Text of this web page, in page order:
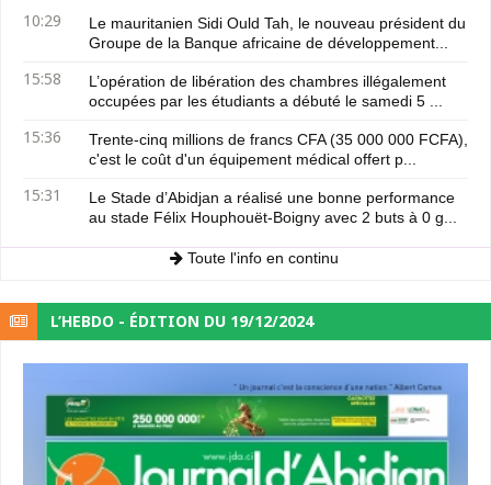
10:29
Le mauritanien Sidi Ould Tah, le nouveau président du
Groupe de la Banque africaine de développement...
15:58
L’opération de libération des chambres illégalement
occupées par les étudiants a débuté le samedi 5 ...
15:36
Trente-cinq millions de francs CFA (35 000 000 FCFA),
c'est le coût d'un équipement médical offert p...
15:31
Le Stade d’Abidjan a réalisé une bonne performance
au stade Félix Houphouët-Boigny avec 2 buts à 0 g...
Toute l'info en continu
L’HEBDO - ÉDITION DU 19/12/2024